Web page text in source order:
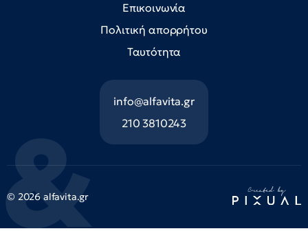
Επικοινωνία
Πολιτική απορρήτου
Ταυτότητα
info@alfavita.gr
210 3810243
© 2026 alfavita.gr